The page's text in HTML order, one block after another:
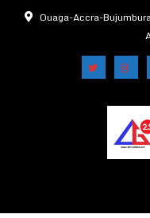
Ouaga-Accra-